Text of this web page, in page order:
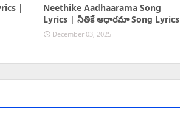
|
Neethike Aadhaarama Song
Lyrics | నీతికే ఆధారమా Song Lyrics
December 03, 2025